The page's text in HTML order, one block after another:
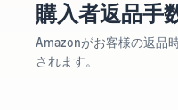
購入者返品手
Amazonがお客様の返品
されます。